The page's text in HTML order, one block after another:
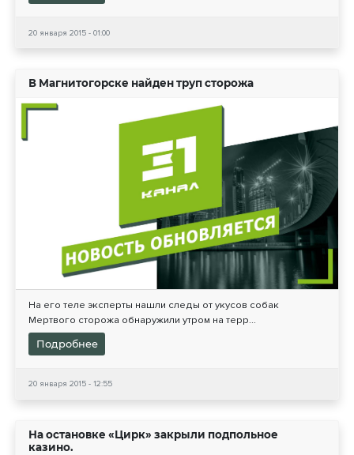
20 января 2015 - 01:00
В Магнитогорске найден труп сторожа
На его теле эксперты нашли следы от укусов собак
Мертвого сторожа обнаружили утром на терр...
Подробнее
20 января 2015 - 12:55
На остановке «Цирк» закрыли подпольное
казино.